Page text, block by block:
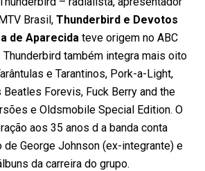
Brasil, Thunderbird e Devotos
de Aparecida teve origem no ABC
Thunderbird também integra mais oito
e Tarantinos, Pork-a-Light,
Forevis, Fuck Berry and the
e Oldsmobile Special Edition. O
aos 35 anos d a banda conta
de George Johnson (ex-integrante) e
da carreira do grupo.